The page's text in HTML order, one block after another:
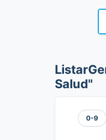
Salud"
0-9